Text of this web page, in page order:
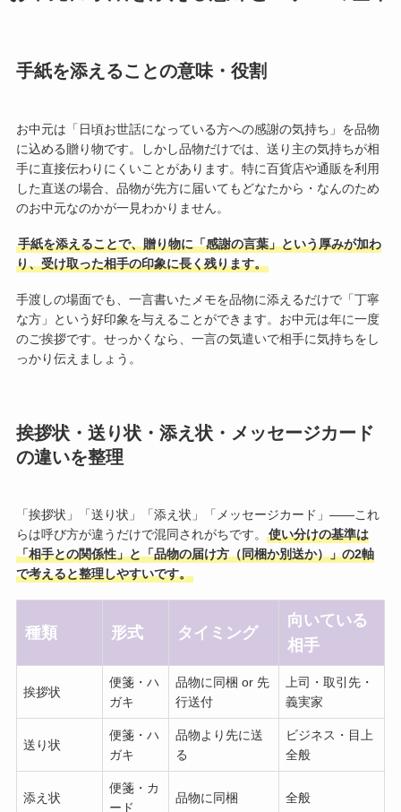
手紙を添えることの意味・役割
お中元は「日頃お世話になっている方への感謝の気持ち」を品物
に込める贈り物です。しかし品物だけでは、送り主の気持ちが相
手に直接伝わりにくいことがあります。特に百貨店や通販を利用
した直送の場合、品物が先方に届いてもどなたから・なんのため
のお中元なのかが一見わかりません。
手紙を添えることで、贈り物に「感謝の言葉」という厚みが加わ
り、受け取った相手の印象に長く残ります。
手渡しの場面でも、一言書いたメモを品物に添えるだけで「丁寧
な方」という好印象を与えることができます。お中元は年に一度
のご挨拶です。せっかくなら、一言の気遣いで相手に気持ちをし
っかり伝えましょう。
挨拶状・送り状・添え状・メッセージカード
の違いを整理
「挨拶状」「送り状」「添え状」「メッセージカード」——これ
らは呼び方が違うだけで混同されがちです。
使い分けの基準は
「相手との関係性」と「品物の届け方（同梱か別送か）」の2軸
で考えると整理しやすいです。
種類 形式 タイミング
向いている
相手
挨拶状
便箋・ハ
ガキ
品物に同梱 or 先
行送付
上司・取引先・
義実家
送り状
便箋・ハ
ガキ
品物より先に送
る
ビジネス・目上
全般
添え状
便箋・カ
ード
品物に同梱 全般